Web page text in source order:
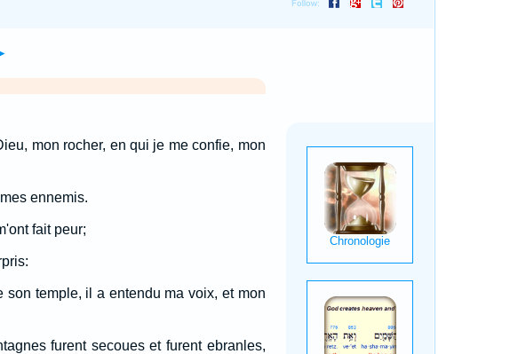
mon rocher, en qui je me confie, mon
ennemis.
fait peur;
temple, il a entendu ma voix, et mon
furent secoues et furent ebranles,